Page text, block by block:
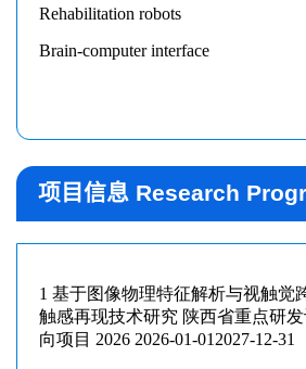
项目信息 Research